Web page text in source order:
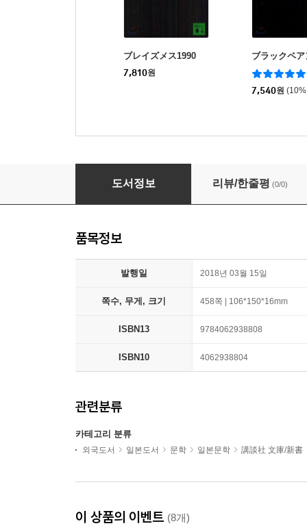
ブレイズメス1990
7,810원
ブラックペア
7,540원
スリジエセンタ-1991
도서정보 리뷰/한줄평 (0/0)
품목정보
발행일 2018년 03월 15일
쪽수, 무게, 크기 458쪽 | 106*150*16mm
ISBN13 9784062938808
ISBN10 4062938804
관련분류
카테고리 분류
외국도서 일본도서 문학 일본문학 講談社 文庫/新書
이 상품의 이벤트 (8개)